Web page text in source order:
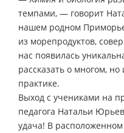
темпами, — говорит
нашем родном
из морепродуктов,
нас появилась
рассказать о многом,
практике.
Выход с учениками на
педагога Натальи
удача! В